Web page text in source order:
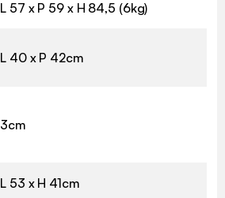
L 57 x P 59 x H 84,5 (6kg)
L 40 x P 42cm
3cm
L 53 x H 41cm